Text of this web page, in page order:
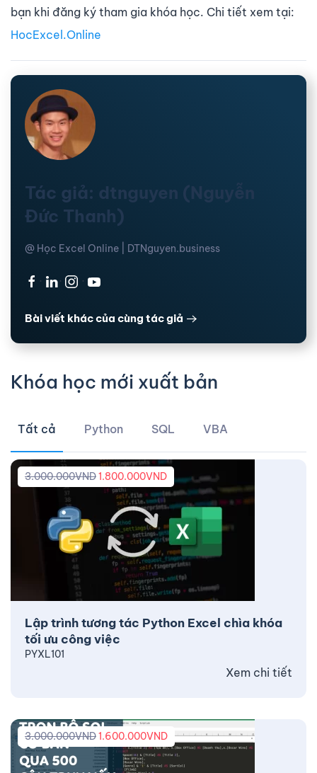
bạn khi đăng ký tham gia khóa học. Chi tiết xem tại:
HocExcel.Online
Tác giả: dtnguyen (Nguyễn
Đức Thanh)
@ Học Excel Online | DTNguyen.business
· · ·
Bài viết khác của cùng tác giả
Khóa học mới xuất bản
Tất cả Python SQL VBA
Lập trình tương tác Python Excel chìa khóa
tối ưu công việc
3.000.000VND1.800.000VND
PYXL101
Xem chi tiết
3.000.000VND1.600.000VND